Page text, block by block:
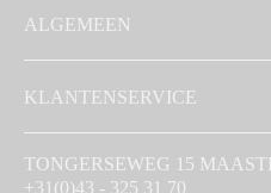
ALGEMEEN
KLANTENSERVICE
TONGERSEWEG 15
+31(0)43 - 325 31 70